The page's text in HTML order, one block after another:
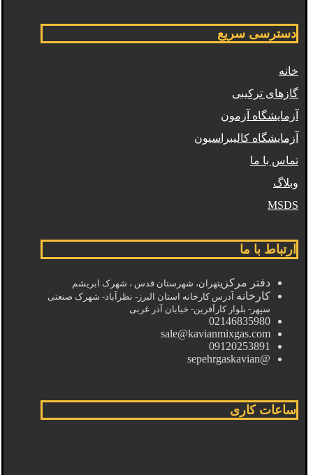
دسترسی سریع
خانه
گازهای ترکیبی
آزمایشگاه آزمون
آزمایشگاه کالیبراسیون
تماس با ما
وبلاگ
MSDS
ارتباط با ما
دفتر مرکزیتهران، شهرستان قدس ، شهرک ابریشم
کارخانه آدرس کارخانه استان البرز- نظرآباد- شهرک صنعتی
سپهر- بلوار کارآفرین- خیابان آذر غربی
02146835980
sale@kavianmixgas.com
09120253891
@sepehrgaskavian
ساعات کاری